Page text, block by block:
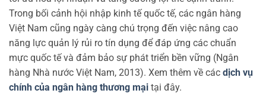
Trong bối cảnh hội nhập kinh tế quốc tế, các ngân hàng
Việt Nam cũng ngày càng chú trọng đến việc nâng cao
năng lực quản lý rủi ro tín dụng để đáp ứng các chuẩn
mực quốc tế và đảm bảo sự phát triển bền vững (Ngân
hàng Nhà nước Việt Nam, 2013). Xem thêm về các dịch vụ
chính của ngân hàng thương mại tại đây.